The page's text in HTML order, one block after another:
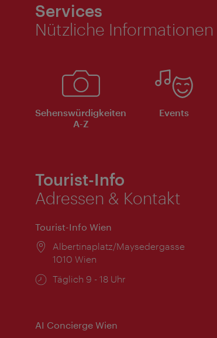
Services
Nützliche Informationen
Sehenswürdigkeiten
A-Z
Events
Tourist-Info
Adressen & Kontakt
Tourist-Info Wien
Ort:
Albertinaplatz/Maysedergasse
1010 Wien
Öffnungszeiten:
Täglich 9 - 18 Uhr
AI Concierge Wien